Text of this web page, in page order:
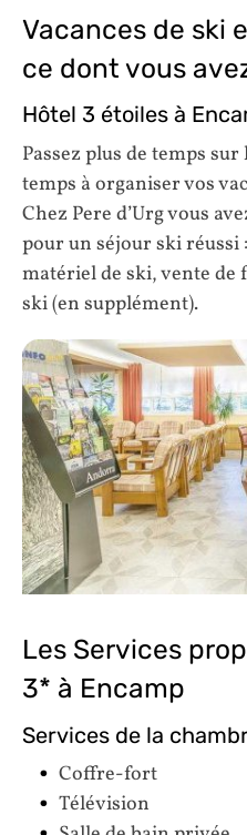
Vacances de ski
ce dont vous
Hôtel 3 étoiles à
Passez plus de temps
temps à organiser vos
Chez Pere d’Urg vous
pour un séjour ski réussi
matériel de ski, vente de
ski (en supplément).
Les Services
3* à Encamp
Services de la
Coffre-fort
Télévision